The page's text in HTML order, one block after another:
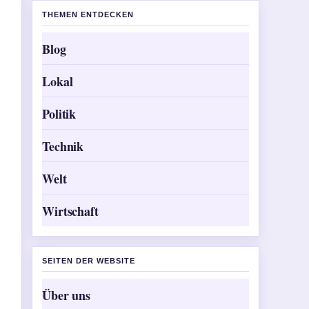
THEMEN ENTDECKEN
Blog
Lokal
Politik
Technik
Welt
Wirtschaft
SEITEN DER WEBSITE
Über uns